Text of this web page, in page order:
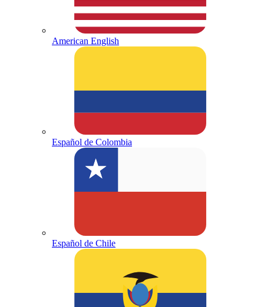
American English
Español de Colombia
Español de Chile